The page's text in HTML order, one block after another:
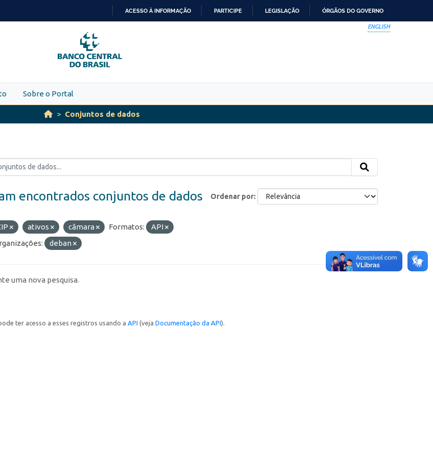
PARA
O
CONTEÚDO
ACESSO À INFORMAÇÃO PARTICIPE LEGISLAÇÃO ÓRGÃOS DO GOVERNO
ENGLISH
Sobre o Portal
Conjuntos de dados
Ordenar por
encontrados conjuntos de dados
ativos câmara Formatos:
API
deban
uma nova pesquisa.
ter acesso a esses registros usando a API (veja Documentação da API).